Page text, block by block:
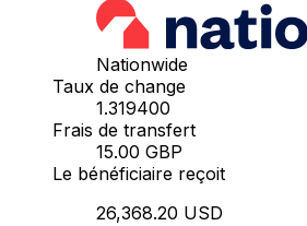
Nationwide
Taux de change
1.319400
Frais de transfert
15.00 GBP
Le bénéficiaire reçoit
26,368.20 USD